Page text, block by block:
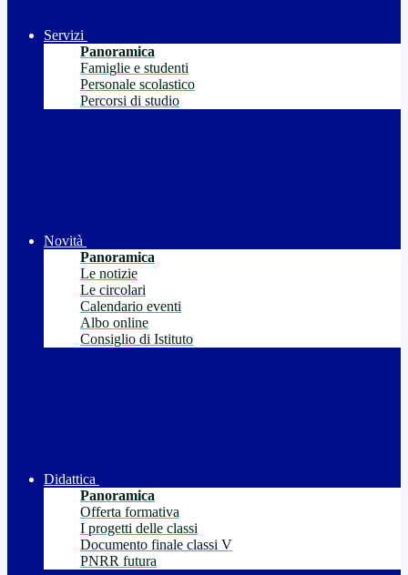
Servizi
Panoramica
Famiglie e studenti
Personale scolastico
Percorsi di studio
Novità
Panoramica
Le notizie
Le circolari
Calendario eventi
Albo online
Consiglio di Istituto
Didattica
Panoramica
Offerta formativa
I progetti delle classi
Documento finale classi V
PNRR futura